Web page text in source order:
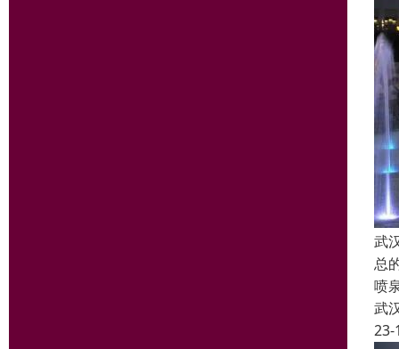
武
总
喷
武
23-